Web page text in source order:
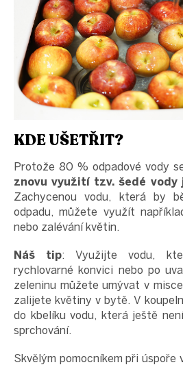
KDE UŠETŘIT?
Protože 80 % odpadové vody
znovu využití tzv. šedé vody
Zachycenou vodu, která by
odpadu, můžete využít
nebo zalévání květin.
Náš tip: Využijte vodu,
rychlovarné konvici nebo po
zeleninu můžete umývat v
zalijete květiny v bytě. V
do kbelíku vodu, která ještě
sprchování.
Skvělým pomocníkem při úspoře